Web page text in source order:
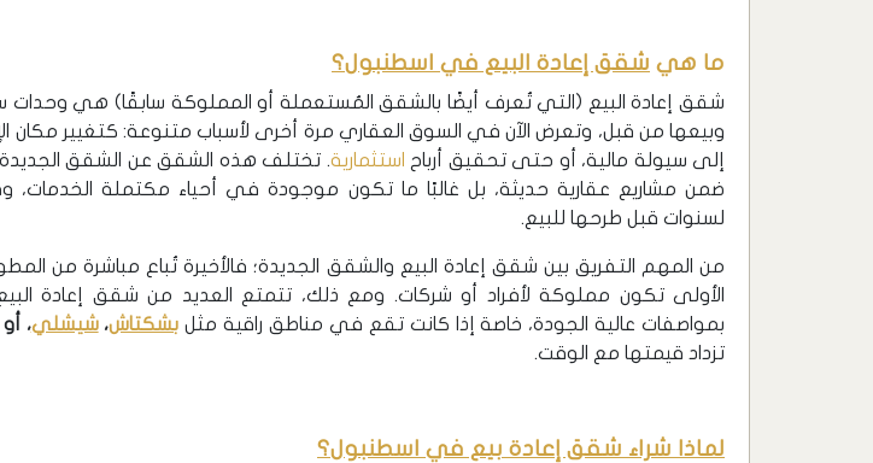
ما هي شقق إعادة البيع في اسطنبول؟
شقق إعادة البيع (التي تُعرف أيضًا بالشقق المُستعملة أو المملوكة سابقًا) هي وحدات
وبيعها من قبل، وتعرض الآن في السوق العقاري مرة أخرى لأسباب متنوعة: كتغيير مكان
إلى سيولة مالية، أو حتى تحقيق أرباح
استثمارية. تختلف هذه الشقق عن الشقق
ضمن مشاريع عقارية حديثة، بل غالبًا ما تكون موجودة في أحياء مكتملة الخدمات،
لسنوات قبل طرحها للبيع.
من المهم التفريق بين شقق إعادة البيع والشقق الجديدة؛ فالأخيرة تُباع مباشرة من
الأولى تكون مملوكة لأفراد أو شركات. ومع ذلك، تتمتع العديد من شقق إعادة
بمواصفات عالية الجودة، خاصة إذا كانت تقع في مناطق راقية مثل بشكتاش،شيشلي،
تزداد قيمتها مع الوقت.
لماذا شراء شقق إعادة بيع في اسطنبول؟